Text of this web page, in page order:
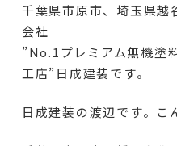
千葉県市原市、埼玉県越
会社
”No.1プレミアム無機
工店”日成建装です。
日成建装の渡辺です。